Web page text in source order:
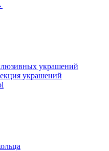
украшений
украшений